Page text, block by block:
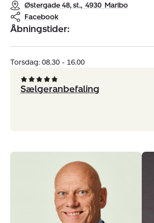
-
Rødby
Østergade 48, st., 4930 Maribo
Facebook
Åbningstider:
Torsdag: 08.30 - 16.00
Sælgeranbefaling